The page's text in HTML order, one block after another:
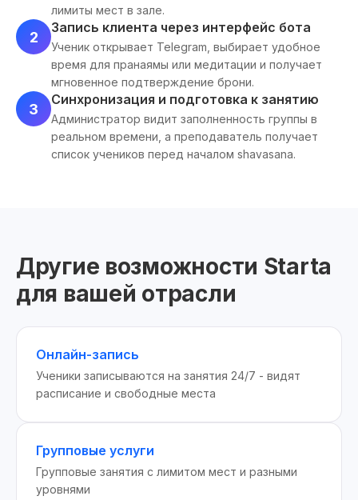
лимиты мест в зале.
2
Запись клиента через интерфейс бота
Ученик открывает Telegram, выбирает удобное
время для пранаямы или медитации и получает
мгновенное подтверждение брони.
3
Синхронизация и подготовка к занятию
Администратор видит заполненность группы в
реальном времени, а преподаватель получает
список учеников перед началом shavasana.
Другие возможности Starta
для вашей отрасли
Онлайн-запись
Ученики записываются на занятия 24/7 - видят
расписание и свободные места
Групповые услуги
Групповые занятия с лимитом мест и разными
уровнями